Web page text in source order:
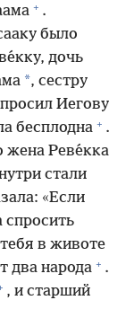
+ .
было
дочь
*, сестру
Иегову
бесплодна + .
жена Реве́кка
стали
«Если
спросить
в животе
два народа + .
, и старший